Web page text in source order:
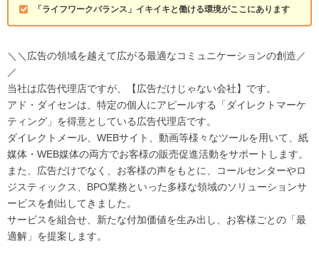
「ライフワークバランス」イキイキと働ける環境がここにあります
＼＼広告の領域を越えて広がる最適なコミュニケーションの創造／
／
当社は広告代理店ですが、【広告だけじゃない会社】です。
アド・ダイセンは、特定の個人にアピールする「ダイレクトマーケ
ティング」を得意としている広告代理店です。
ダイレクトメール、WEBサイト、動画等様々なツールを用いて、紙
媒体・WEB媒体の両方でお客様の販売促進活動をサポートします。
また、広告だけでなく、お客様の声をもとに、コールセンターやロ
ジスティックス、BPO業務といった多様な領域のソリューションサ
ービスを創出してきました。
サービスを組合せ、新たな付加価値を生み出し、お客様ごとの「最
適解」を提案します。